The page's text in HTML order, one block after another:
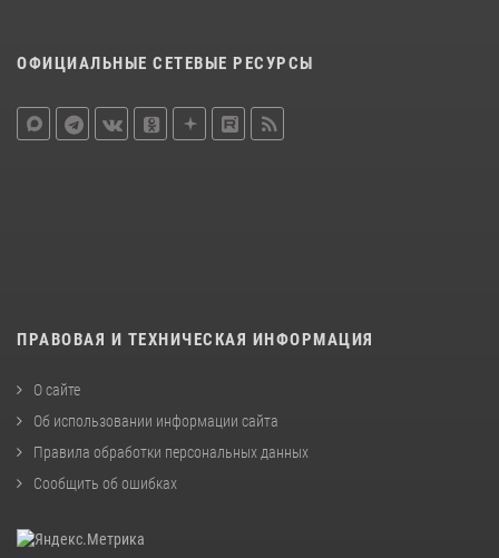
ОФИЦИАЛЬНЫЕ СЕТЕВЫЕ РЕСУРСЫ
ПРАВОВАЯ И ТЕХНИЧЕСКАЯ ИНФОРМАЦИЯ
О сайте
Об использовании информации сайта
Правила обработки персональных данных
Сообщить об ошибках